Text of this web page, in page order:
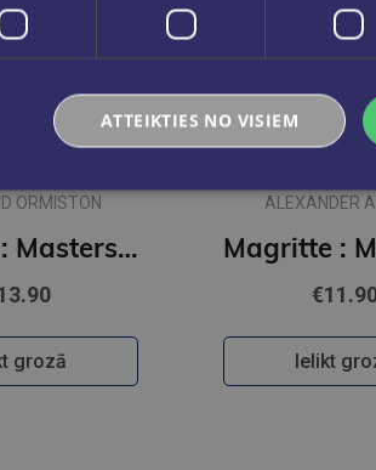
ORMISTON
Picasso : Masters of Art
grozā
ALEXANDER
Ielikt
ATTEIKTIES NO VISIEM